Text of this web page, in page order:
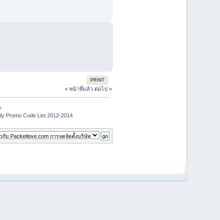
PRINT
« หน้าที่แล้ว ต่อไป »
Promo Code List 2012-2014